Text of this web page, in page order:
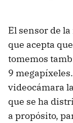
El sensor de
que acepta
tomemos
9
videocámara
que se ha
a propósito,